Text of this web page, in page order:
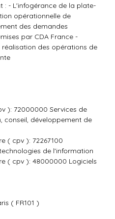
: - L'infogérance de la plate-
opérationnelle de
des demandes
par CDA France -
réalisation des opérations de
): 72000000 Services de
conseil, développement de
( cpv ): 72267100
de l'information
( cpv ): 48000000 Logiciels
( FR101 )